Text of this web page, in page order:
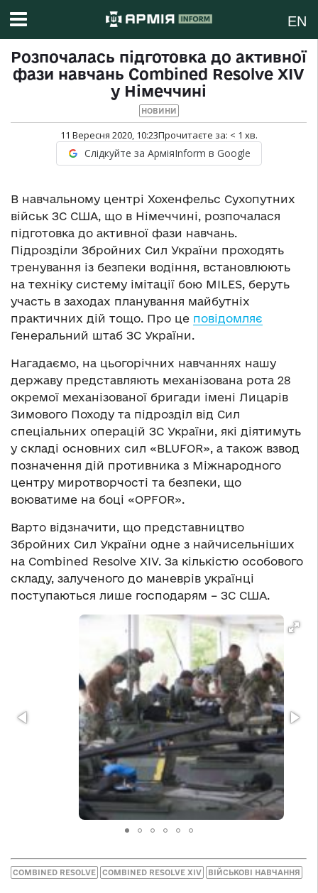
EN
Розпочалась підготовка до активної
фази навчань Combined Resolve XIV
у Німеччині
НОВИНИ
11 Вересня 2020, 10:23Прочитаєте за: < 1 хв.
Слідкуйте за АрміяInform в Google
В навчальному центрі Хохенфельс Сухопутних
військ ЗС США, що в Німеччині, розпочалася
підготовка до активної фази навчань.
Підрозділи Збройних Сил України проходять
тренування із безпеки водіння, встановлюють
на техніку систему імітації бою MILES, беруть
участь в заходах планування майбутніх
практичних дій тощо. Про це повідомляє
Генеральний штаб ЗС України.
Нагадаємо, на цьогорічних навчаннях нашу
державу представляють механізована рота 28
окремої механізованої бригади імені Лицарів
Зимового Походу та підрозділ від Сил
спеціальних операцій ЗС України, які діятимуть
у складі основних сил «BLUFOR», а також взвод
позначення дій противника з Міжнародного
центру миротворчості та безпеки, що
воюватиме на боці «OPFOR».
Варто відзначити, що представництво
Збройних Сил України одне з найчисельніших
на Combined Resolve XIV. За кількістю особового
складу, залученого до маневрів українці
поступаються лише господарям – ЗС США.
COMBINED RESOLVE COMBINED RESOLVE XIV ВІЙСЬКОВІ НАВЧАННЯ